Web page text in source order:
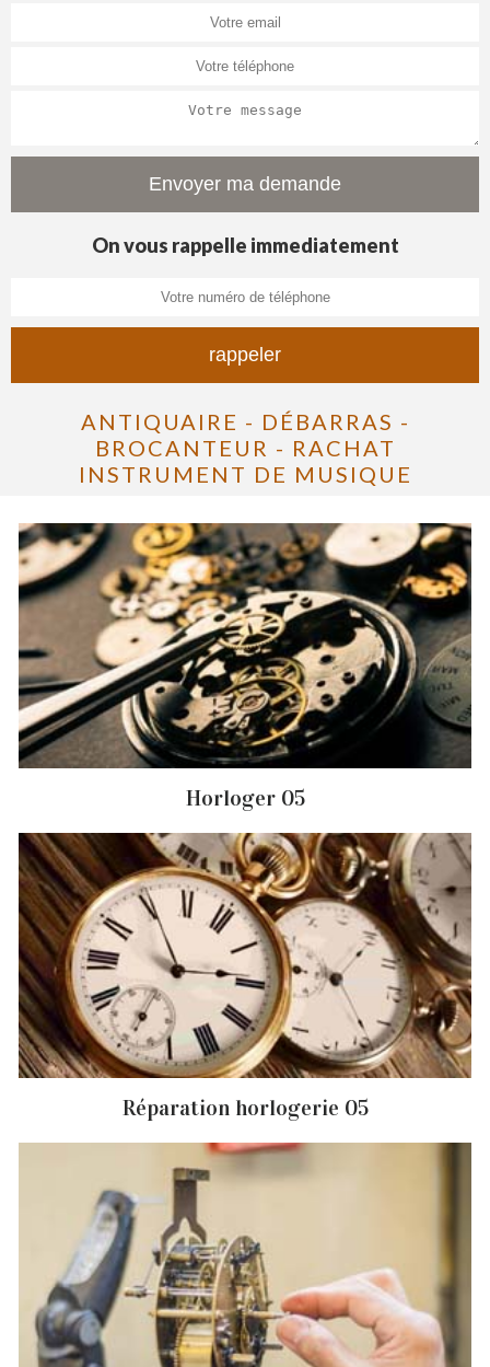
On vous rappelle immediatement
ANTIQUAIRE - DÉBARRAS -
BROCANTEUR - RACHAT
INSTRUMENT DE MUSIQUE
Horloger 05
Réparation horlogerie 05